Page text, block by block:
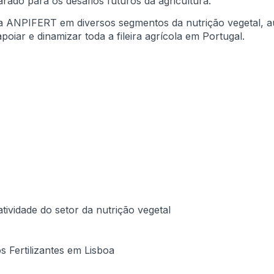
em diversos segmentos da nutrição vegetal,
e dinamizar toda a fileira agrícola em Portugal.
do setor da nutrição vegetal
Fertilizantes em Lisboa